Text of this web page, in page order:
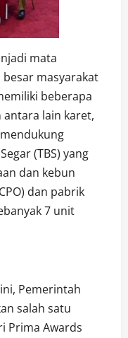
mata
masyarakat
beberapa
lain karet,
(TBS) yang
dan kebun
dan pabrik
7 unit
Pemerintah
salah satu
Prima Awards